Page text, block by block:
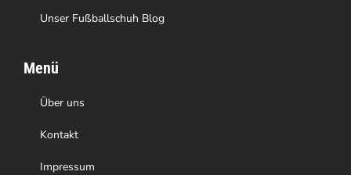
Unser Fußballschuh Blog
Menü
Über uns
Kontakt
Impressum